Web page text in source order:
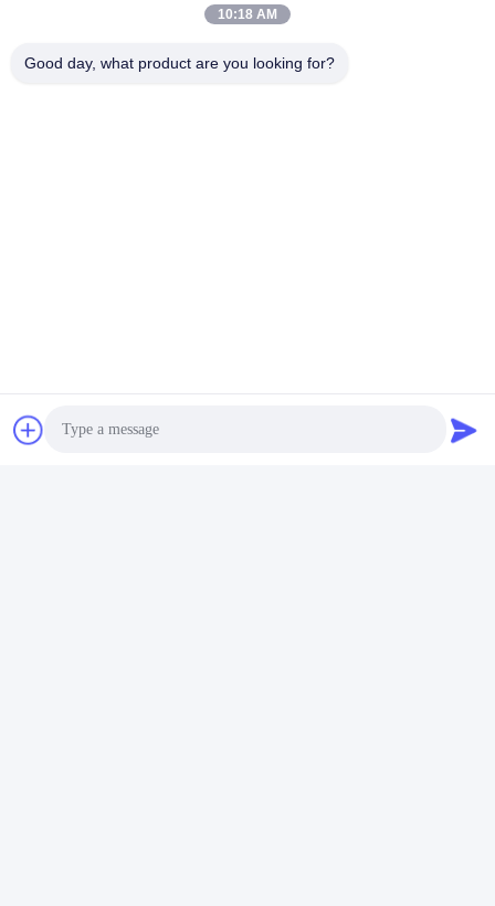
10:18 AM
Good day, what product are you looking for?